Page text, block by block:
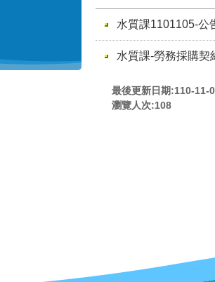
水質課1101105-公
水質課-勞務採購契
最後更新日期:110-11-
瀏覽人次:108